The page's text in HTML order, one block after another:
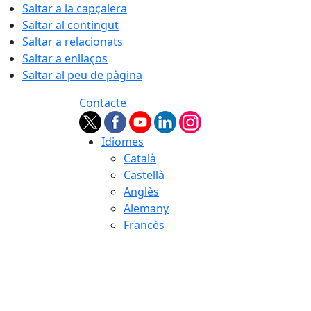
Saltar a la capçalera
Saltar al contingut
Saltar a relacionats
Saltar a enllaços
Saltar al peu de pàgina
Contacte
Idiomes
Català
Castellà
Anglès
Alemany
Francès